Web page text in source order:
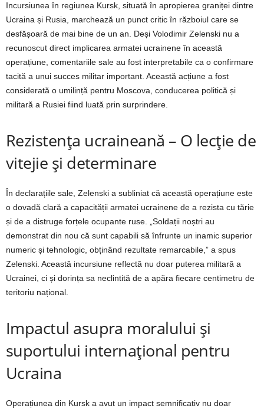
Incursiunea în regiunea Kursk, situată în apropierea graniței dintre
Ucraina și Rusia, marchează un punct critic în războiul care se
desfășoară de mai bine de un an. Deși Volodimir Zelenski nu a
recunoscut direct implicarea armatei ucrainene în această
operațiune, comentariile sale au fost interpretabile ca o confirmare
tacită a unui succes militar important. Această acțiune a fost
considerată o umilință pentru Moscova, conducerea politică și
militară a Rusiei fiind luată prin surprindere.
Rezistența ucraineană – O lecție de
vitejie și determinare
În declarațiile sale, Zelenski a subliniat că această operațiune este
o dovadă clară a capacității armatei ucrainene de a rezista cu tărie
și de a distruge forțele ocupante ruse. „Soldații noștri au
demonstrat din nou că sunt capabili să înfrunte un inamic superior
numeric și tehnologic, obținând rezultate remarcabile,” a spus
Zelenski. Această incursiune reflectă nu doar puterea militară a
Ucrainei, ci și dorința sa neclintită de a apăra fiecare centimetru de
teritoriu național.
Impactul asupra moralului și
suportului internațional pentru
Ucraina
Operațiunea din Kursk a avut un impact semnificativ nu doar